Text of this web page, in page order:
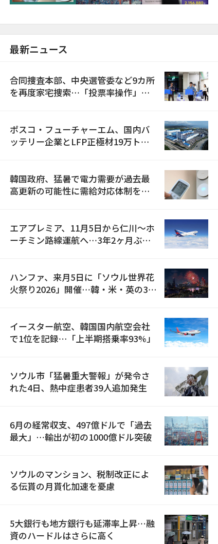
最新ニュース
合同捜査本部、中央選管委など9カ所
を再度家宅捜索…「投票率操作」の
ポスコ・フューチャーエム、国内バ
ッテリー企業とLFP正極材19万トン
韓国政府、猛暑で電力需要が過去最
高更新の可能性に需給対応体制を点
エアプレミア、11月5日から仁川〜ホ
ーチミン路線運航へ…3年2ヶ月ぶり
ハンファ、来月5日に「ソウル世界花
火祭り2026」開催…韓・米・英の3カ
イースター航空、韓国国内航空会社
で1位を記録…「上半期搭乗率93%」
ソウル市「猛暑重大警報」が発令さ
れた4日、熱中症患者39人追加発生
6月の経常収支、497億ドルで「過去
最大」…輸出が初の1000億ドル突破
ソウルのマンション、税制改正によ
る伝貰の月貰化加速を憂慮
5大銀行も地方銀行も延滞率上昇…融
資のハードルはさらに高く